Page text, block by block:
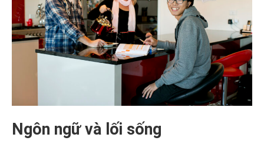
Ngôn ngữ và lối sống